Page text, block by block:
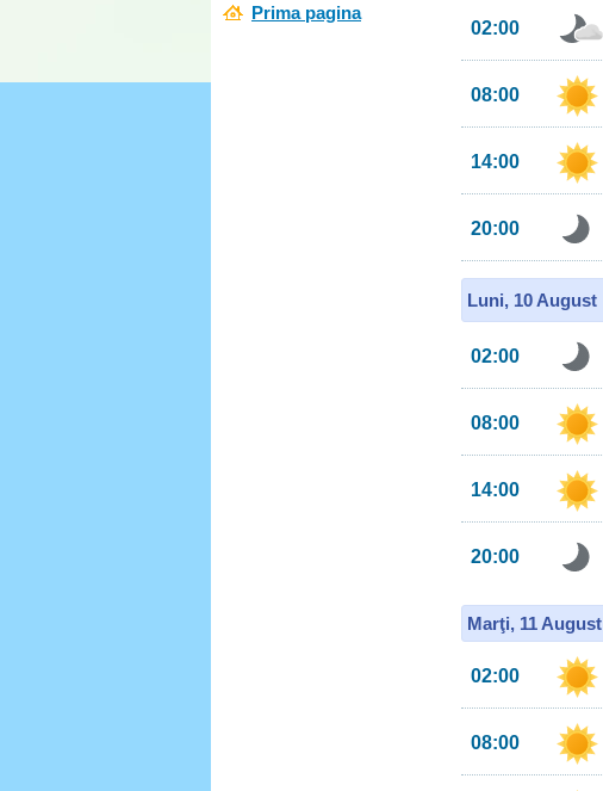
Prima pagina
02:00
08:00
14:00
20:00
Luni, 10 August
02:00
08:00
14:00
20:00
Marţi, 11 August
02:00
08:00